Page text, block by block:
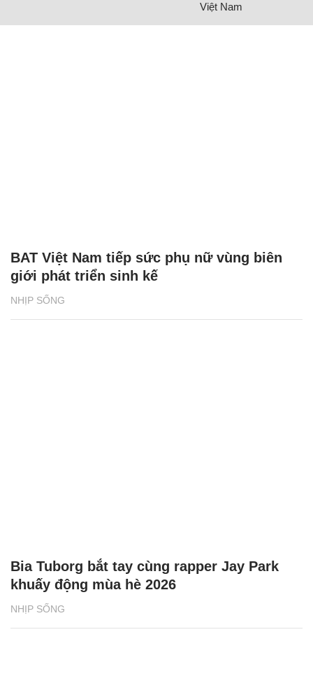
Việt Nam
NHỊP SỐNG
BAT Việt Nam tiếp sức phụ nữ vùng biên
giới phát triển sinh kế
NHỊP SỐNG
Bia Tuborg bắt tay cùng rapper Jay Park
khuấy động mùa hè 2026